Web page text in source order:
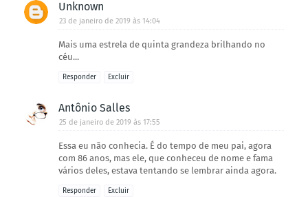
Unknown
23 de janeiro de 2019 às 14:04
Mais uma estrela de quinta grandeza brilhando no
céu...
Responder Excluir
Antônio Salles
25 de janeiro de 2019 às 17:55
Essa eu não conhecia. É do tempo de meu pai, agora
com 86 anos, mas ele, que conheceu de nome e fama
vários deles, estava tentando se lembrar ainda agora.
Responder Excluir